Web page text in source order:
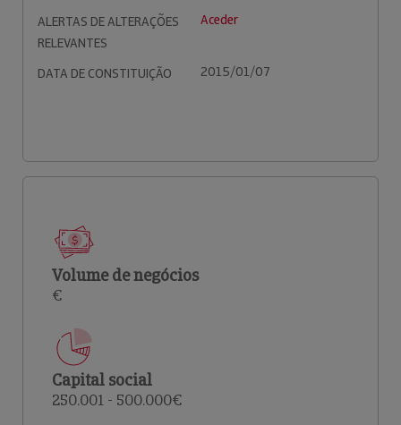
ALERTAS DE ALTERAÇÕES
RELEVANTES
Aceder
DATA DE CONSTITUIÇÃO 2015/01/07
Volume de negócios
€
Capital social
250.001 - 500.000€